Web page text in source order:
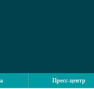
Пресс-центр